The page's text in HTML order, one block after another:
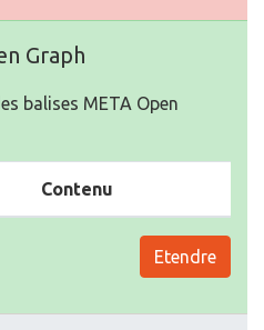
Graph
balises META Open
Contenu
Etendre